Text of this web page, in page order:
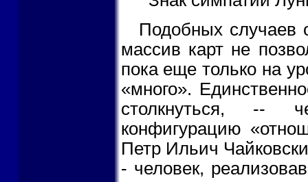
Подобных случаев
массив карт не
пока еще только на
«много».
столкнуться, --
конфигурацию
Петр Ильич
- человек,